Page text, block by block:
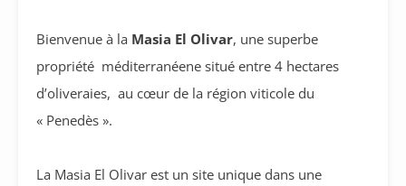
Bienvenue à la Masia El Olivar, une superbe
propriété méditerranéene situé entre 4 hectares
d’oliveraies, au cœur de la région viticole du
« Penedès ».
La Masia El Olivar est un site unique dans une